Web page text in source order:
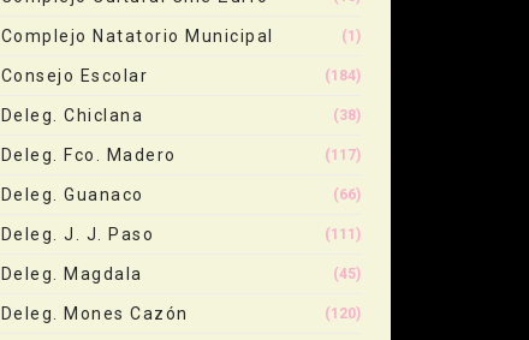
Complejo Natatorio Municipal (1)
Consejo Escolar (184)
Deleg. Chiclana (38)
Deleg. Fco. Madero (117)
Deleg. Guanaco (66)
Deleg. J. J. Paso (111)
Deleg. Magdala (45)
Deleg. Mones Cazón (120)